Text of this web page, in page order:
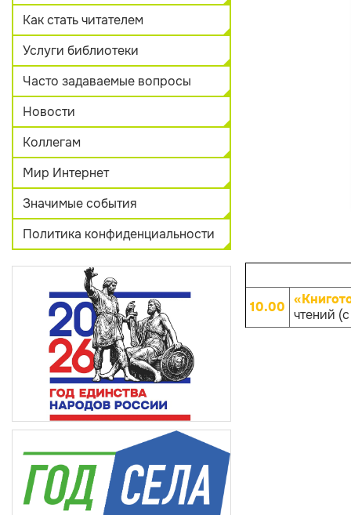
Как стать читателем
Услуги библиотеки
Часто задаваемые вопросы
Новости
Коллегам
Мир Интернет
Значимые события
Политика конфиденциальности
10.00 чтений